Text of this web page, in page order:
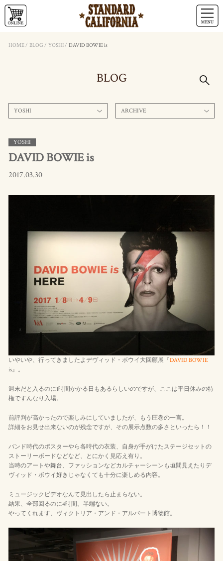
HOME/ BLOG / YOSHI/ DAVID BOWIE is
BLOG
YOSHI ARCHIVE
YOSHI
DAVID BOWIE is
2017.03.30
いやいや、行ってきましたよデヴィッド・ボウイ大回顧展『DAVID BOWIE
is』。
週末だと入るのに1時間かかる日もあるらしいのですが、ここは平日休みの特
権ですんなり入場。
前評判が高かったので楽しみにしていましたが、もう圧巻の一言。
詳細をお見せ出来ないのが残念ですが、その展示点数の多さといったら！！
バンド時代のポスターやら各時代の衣装、自身が手がけたステージセットの
ストーリーボードなどなど、とにかく見応え有り。
当時のアートや舞台、ファッションなどカルチャーシーンも垣間見えたりデ
ヴィッド・ボウイ好きじゃなくても十分に楽しめる内容。
ミュージックビデオなんて見出したら止まらない。
結果、全部回るのに4時間。半端ない。
やってくれます、ヴィクトリア・アンド・アルバート博物館。